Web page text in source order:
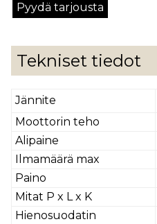
Pyydä tarjousta
Tekniset tiedot
Jännite
Moottorin teho
Alipaine
Ilmamäärä max
Paino
Mitat P x L x K
Hienosuodatin